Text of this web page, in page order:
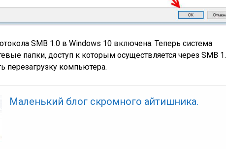
SMB 1.0 в Windows 10 включена. Теперь система
папки, доступ к которым осуществляется через SMB 1.
компьютера.
Маленький блог скромного айтишника.